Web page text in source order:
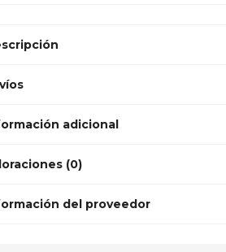
adicional
(0)
del proveedor